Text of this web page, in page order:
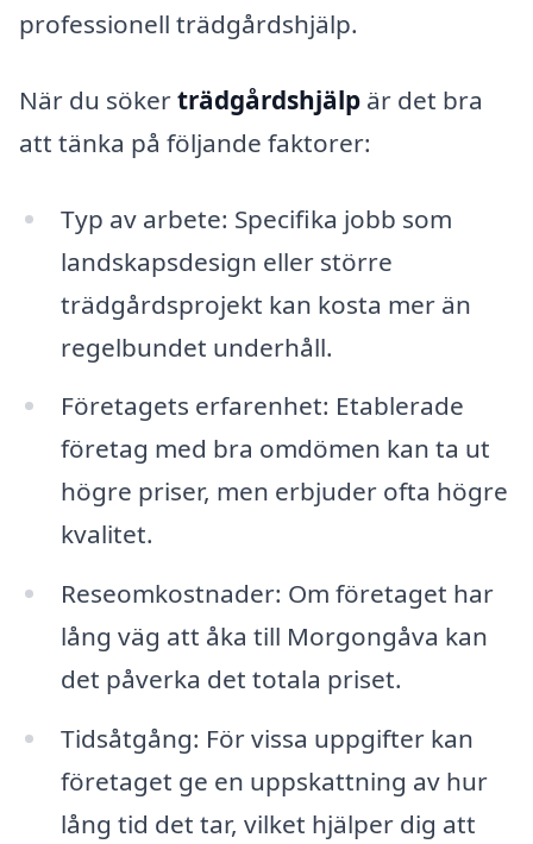
professionell trädgårdshjälp.
När du sökerträdgårdshjälp är det bra
att tänka på följande faktorer:
Typ av arbete: Specifika jobb som
landskapsdesign eller större
trädgårdsprojekt kan kosta mer än
regelbundet underhåll.
Företagets erfarenhet: Etablerade
företag med bra omdömen kan ta ut
högre priser, men erbjuder ofta högre
kvalitet.
Reseomkostnader: Om företaget har
lång väg att åka till Morgongåva kan
det påverka det totala priset.
Tidsåtgång: För vissa uppgifter kan
företaget ge en uppskattning av hur
lång tid det tar, vilket hjälper dig att